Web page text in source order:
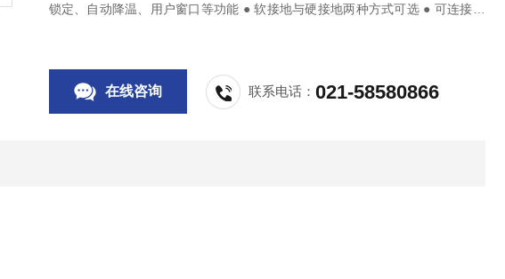
锁定、自动降温、用户窗口等功能 ● 软接地与硬接地两种方式可选 ● 可连接电
在线咨询 联系电话：021-58580866